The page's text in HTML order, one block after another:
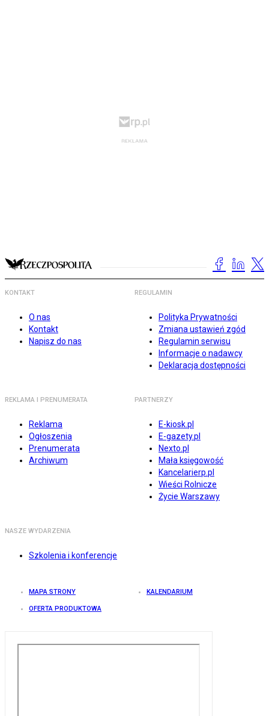
KONTAKT
O nas
Kontakt
Napisz do nas
REGULAMIN
Polityka Prywatności
Zmiana ustawień zgód
Regulamin serwisu
Informacje o nadawcy
Deklaracja dostępności
REKLAMA I PRENUMERATA
Reklama
Ogłoszenia
Prenumerata
Archiwum
PARTNERZY
E-kiosk.pl
E-gazety.pl
Nexto.pl
Mała księgowość
Kancelarierp.pl
Wieści Rolnicze
Życie Warszawy
NASZE WYDARZENIA
Szkolenia i konferencje
MAPA STRONY KALENDARIUM
OFERTA PRODUKTOWA